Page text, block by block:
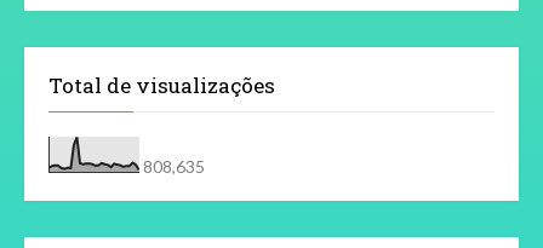
Total de visualizações
808,635